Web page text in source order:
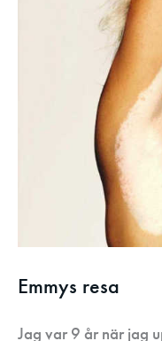
Emmys resa
Jag var 9 år när jag